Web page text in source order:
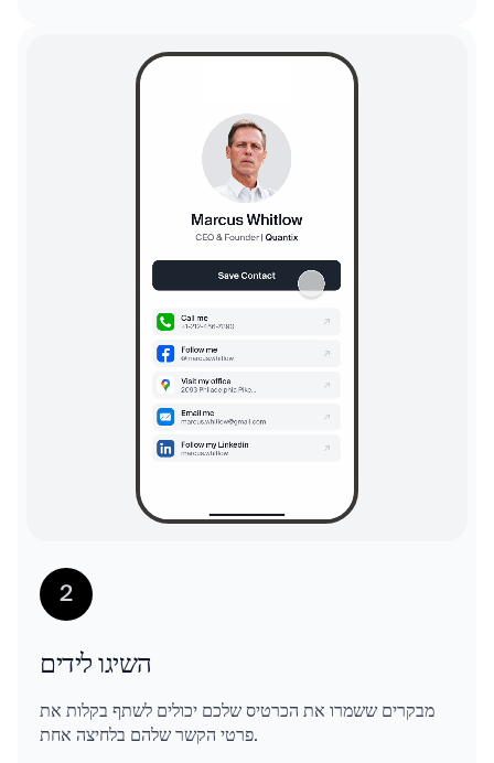
2
השיגו לידים
מבקרים ששמרו את הכרטיס שלכם יכולים לשתף בקלות את
פרטי הקשר שלהם בלחיצה אחת.